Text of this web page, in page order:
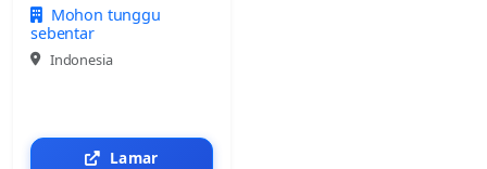
Mohon tunggu
sebentar
Indonesia
Lamar